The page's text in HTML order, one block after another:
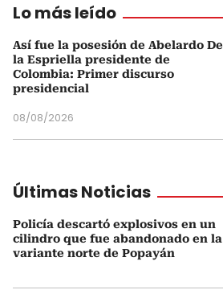
Lo más leído
Así fue la posesión de Abelardo De
la Espriella presidente de
Colombia: Primer discurso
presidencial
08/08/2026
Últimas Noticias
Policía descartó explosivos en un
cilindro que fue abandonado en la
variante norte de Popayán